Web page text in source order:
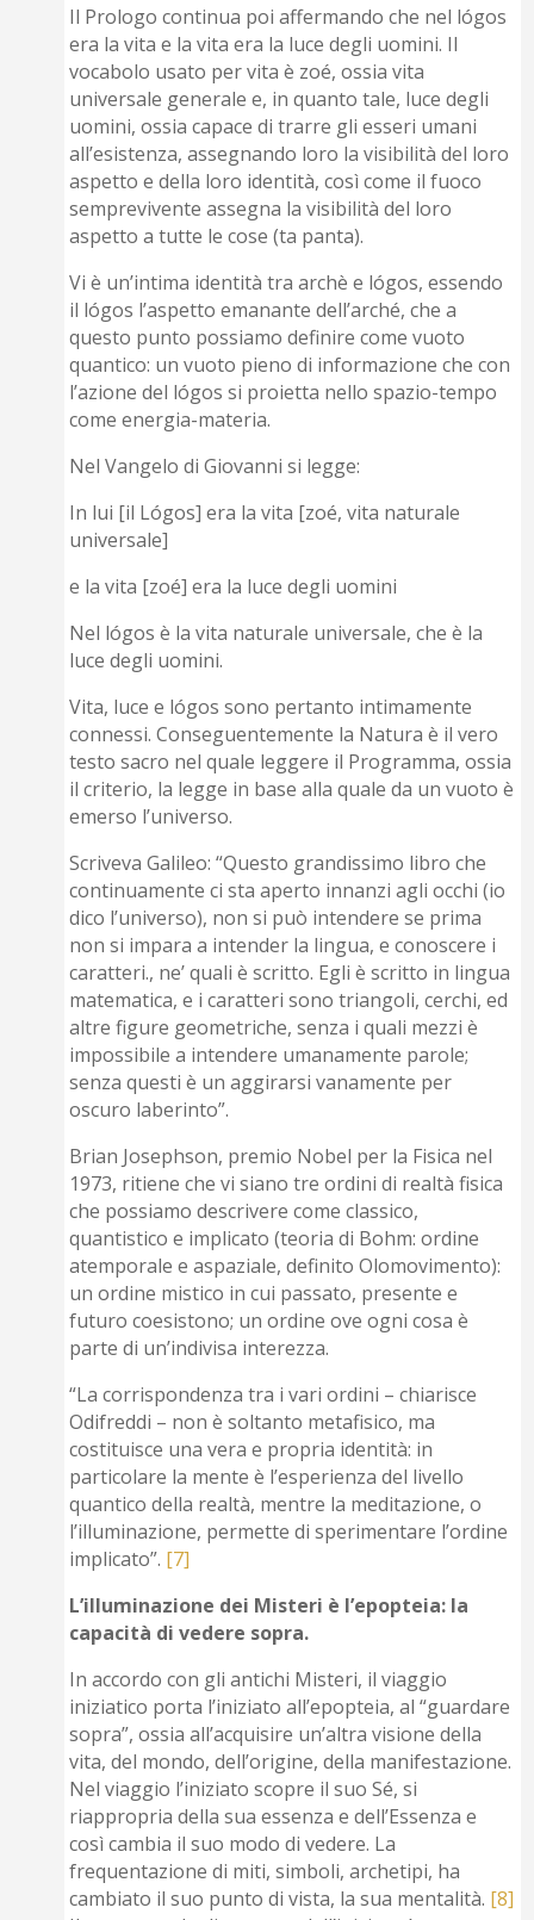
Il Prologo continua poi affermando che nel lógos
era la vita e la vita era la luce degli uomini. Il
vocabolo usato per vita è zoé, ossia vita
universale generale e, in quanto tale, luce degli
uomini, ossia capace di trarre gli esseri umani
all’esistenza, assegnando loro la visibilità del loro
aspetto e della loro identità, così come il fuoco
semprevivente assegna la visibilità del loro
aspetto a tutte le cose (ta panta).
Vi è un’intima identità tra archè e lógos, essendo
il lógos l’aspetto emanante dell’arché, che a
questo punto possiamo definire come vuoto
quantico: un vuoto pieno di informazione che con
l’azione del lógos si proietta nello spazio-tempo
come energia-materia.
Nel Vangelo di Giovanni si legge:
In lui [il Lógos] era la vita [zoé, vita naturale
universale]
e la vita [zoé] era la luce degli uomini
Nel lógos è la vita naturale universale, che è la
luce degli uomini.
Vita, luce e lógos sono pertanto intimamente
connessi. Conseguentemente la Natura è il vero
testo sacro nel quale leggere il Programma, ossia
il criterio, la legge in base alla quale da un vuoto è
emerso l’universo.
Scriveva Galileo: “Questo grandissimo libro che
continuamente ci sta aperto innanzi agli occhi (io
dico l’universo), non si può intendere se prima
non si impara a intender la lingua, e conoscere i
caratteri., ne’ quali è scritto. Egli è scritto in lingua
matematica, e i caratteri sono triangoli, cerchi, ed
altre figure geometriche, senza i quali mezzi è
impossibile a intendere umanamente parole;
senza questi è un aggirarsi vanamente per
oscuro laberinto”.
Brian Josephson, premio Nobel per la Fisica nel
1973, ritiene che vi siano tre ordini di realtà fisica
che possiamo descrivere come classico,
quantistico e implicato (teoria di Bohm: ordine
atemporale e aspaziale, definito Olomovimento):
un ordine mistico in cui passato, presente e
futuro coesistono; un ordine ove ogni cosa è
parte di un’indivisa interezza.
“La corrispondenza tra i vari ordini – chiarisce
Odifreddi – non è soltanto metafisico, ma
costituisce una vera e propria identità: in
particolare la mente è l’esperienza del livello
quantico della realtà, mentre la meditazione, o
l’illuminazione, permette di sperimentare l’ordine
implicato”. [7]
L’illuminazione dei Misteri è l’epopteia: la
capacità di vedere sopra.
In accordo con gli antichi Misteri, il viaggio
iniziatico porta l’iniziato all’epopteia, al “guardare
sopra”, ossia all’acquisire un’altra visione della
vita, del mondo, dell’origine, della manifestazione.
Nel viaggio l’iniziato scopre il suo Sé, si
riappropria della sua essenza e dell’Essenza e
così cambia il suo modo di vedere. La
frequentazione di miti, simboli, archetipi, ha
cambiato il suo punto di vista, la sua mentalità. [8]